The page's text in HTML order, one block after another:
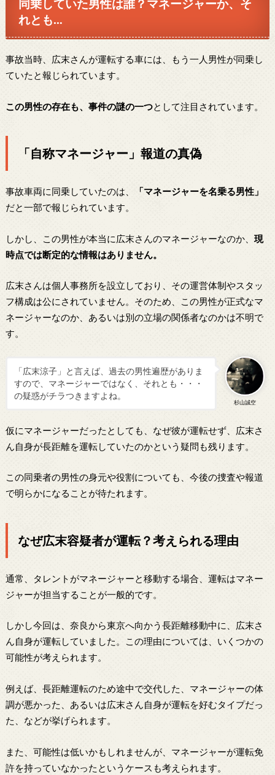
同乗していた男性は誰？マネージャーか、そ
れとも…
事故当時、広末さんが運転する車には、もう一人男性が同乗し
ていたと報じられています。
この男性の存在も、事件の謎の一つとして注目されています。
「自称マネージャー」報道の真偽
事故車両に同乗していたのは、
「マネージャーを名乗る男性」
だと一部で報じられています。
しかし、この男性が本当に広末さんのマネージャーなのか、 現
時点では断定的な情報はありません。
広末さんは個人事務所を設立しており、その運営体制やスタッ
フ構成は公にされていません。そのため、この男性が正式なマ
ネージャーなのか、あるいは別の立場の関係者なのかは不明で
す。
杉山誠空
「広末涼子」と言えば、過去の男性遍歴がありま
すので、マネージャーではなく、それとも・・・
の疑惑がチラつきますよね。
仮にマネージャーだったとしても、なぜ彼が運転せず、広末さ
ん自身が長距離を運転していたのかという疑問も残ります。
この同乗者の男性の身元や役割についても、今後の捜査や報道
で明らかになることが待たれます。
なぜ広末容疑者が運転？考えられる理由
通常、タレントがマネージャーと移動する場合、運転はマネー
ジャーが担当することが一般的です。
しかし今回は、奈良から東京へ向かう長距離移動中に、広末さ
ん自身が運転していました。この理由については、いくつかの
可能性が考えられます。
例えば、長距離運転のため途中で交代した、マネージャーの体
調が悪かった、あるいは広末さん自身が運転を好むタイプだっ
た、などが挙げられます。
また、可能性は低いかもしれませんが、マネージャーが運転免
許を持っていなかったというケースも考えられます。